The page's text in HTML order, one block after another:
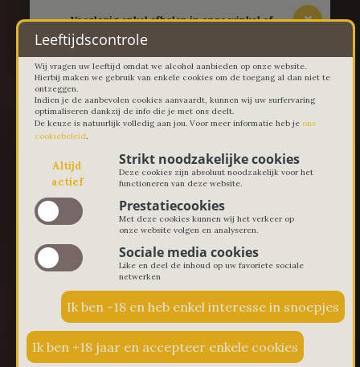
-- Voorlopig enkel afhalen in onze winkel of
thuislevering in Lievegem vanaf 100 euro --
0 € 0,00
Leeftijdscontrole
Wij vragen uw leeftijd omdat we alcohol aanbieden op onze website.
Hierbij maken we gebruik van enkele cookies om de toegang al dan niet te
ontzeggen.
Indien je de aanbevolen cookies aanvaardt, kunnen wij uw surfervaring
optimaliseren dankzij de info die je met ons deelt.
De keuze is natuurlijk volledig aan jou. Voor meer informatie heb je ons
cookiebeleid.
Altijd
actief
Strikt noodzakelijke cookies
Deze cookies zijn absoluut noodzakelijk voor het
functioneren van deze website.
Prestatiecookies
Met deze cookies kunnen wij het verkeer op
onze website volgen en analyseren.
Sociale media cookies
Like en deel de inhoud op uw favoriete sociale
netwerken